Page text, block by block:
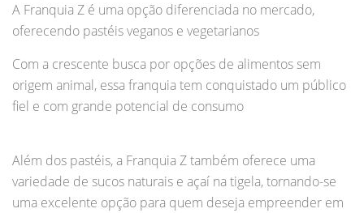
A Franquia Z é uma opção diferenciada no mercado,
oferecendo pastéis veganos e vegetarianos
Com a crescente busca por opções de alimentos sem
origem animal, essa franquia tem conquistado um público
fiel e com grande potencial de consumo
Além dos pastéis, a Franquia Z também oferece uma
variedade de sucos naturais e açaí na tigela, tornando-se
uma excelente opção para quem deseja empreender em